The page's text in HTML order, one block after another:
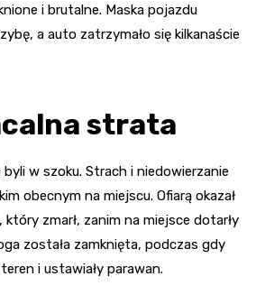
i brutalne. Maska pojazdu
a auto zatrzymało się kilkanaście
strata
w szoku. Strach i niedowierzanie
obecnym na miejscu. Ofiarą okazał
który zmarł, zanim na miejsce dotarły
została zamknięta, podczas gdy
i ustawiały parawan.